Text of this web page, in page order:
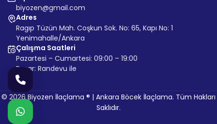
biyozen@gmail.com
Adres
Ragıp Tüzün Mah. Coşkun Sok. No: 65, Kapı No: 1
Yenimahalle/Ankara
Çalışma Saatleri
Pazartesi – Cumartesi: 09:00 – 19:00
Pazar: Randevu ile
© 2026 Biyozen İlaçlama ® | Ankara Böcek İlaçlama. Tüm Hakları
Saklıdır.